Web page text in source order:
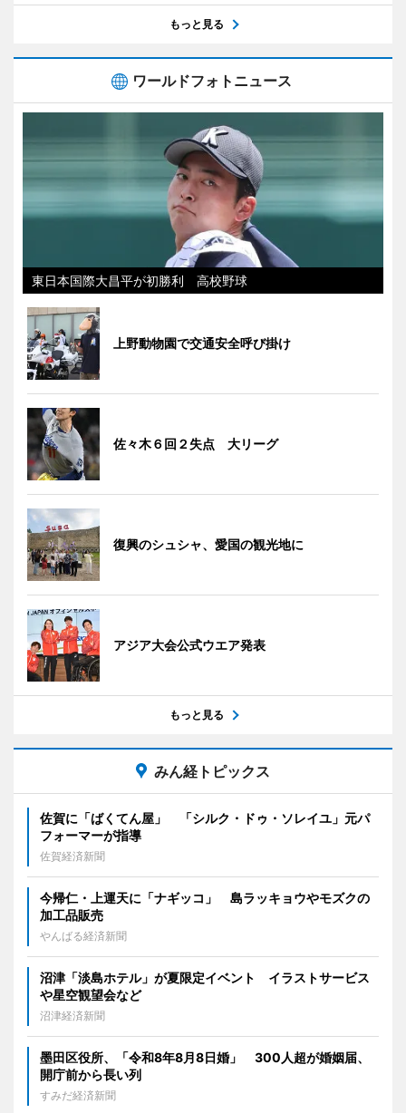
もっと見る
ワールドフォトニュース
東日本国際大昌平が初勝利 高校野球
上野動物園で交通安全呼び掛け
佐々木６回２失点 大リーグ
復興のシュシャ、愛国の観光地に
アジア大会公式ウエア発表
もっと見る
みん経トピックス
佐賀に「ばくてん屋」 「シルク・ドゥ・ソレイユ」元パ
フォーマーが指導
佐賀経済新聞
今帰仁・上運天に「ナギッコ」 島ラッキョウやモズクの
加工品販売
やんばる経済新聞
沼津「淡島ホテル」が夏限定イベント イラストサービス
や星空観望会など
沼津経済新聞
墨田区役所、「令和8年8月8日婚」 300人超が婚姻届、
開庁前から長い列
すみだ経済新聞